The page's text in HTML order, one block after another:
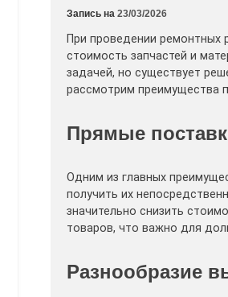
Запись на 23/03/2026
При проведении ремонтных
стоимость запчастей и
задачей, но существует
рассмотрим преимущества
Прямые
Одним из главных
получить их
значительно снизить
товаров, что важно для
Разнообразие